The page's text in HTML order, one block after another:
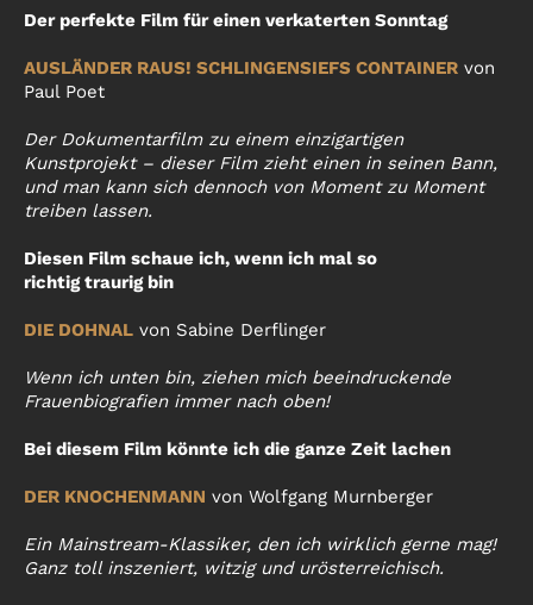
Der perfekte Film für einen verkaterten Sonntag
AUSLÄNDER RAUS! SCHLINGENSIEFS CONTAINER von
Paul Poet
Der Dokumentarfilm zu einem einzigartigen
Kunstprojekt – dieser Film zieht einen in seinen Bann,
und man kann sich dennoch von Moment zu Moment
treiben lassen.
Diesen Film schaue ich, wenn ich mal so
richtig traurig bin
DIE DOHNAL von Sabine Derflinger
Wenn ich unten bin, ziehen mich beeindruckende
Frauenbiografien immer nach oben!
Bei diesem Film könnte ich die ganze Zeit lachen
DER KNOCHENMANN von Wolfgang Murnberger
Ein Mainstream-Klassiker, den ich wirklich gerne mag!
Ganz toll inszeniert, witzig und urösterreichisch.